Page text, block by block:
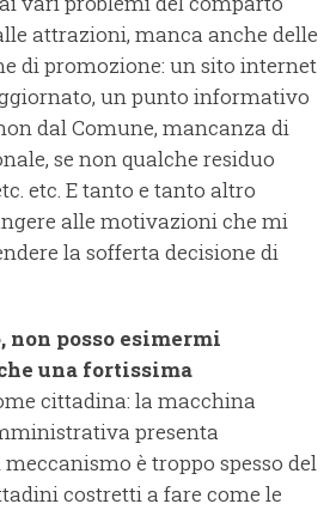
attrazioni, manca anche delle
di promozione: un sito internet
un punto informativo
dal Comune, mancanza di
se non qualche residuo
etc. E tanto e tanto altro
alle motivazioni che mi
la sofferta decisione di
non posso esimermi
una fortissima
cittadina: la macchina
presenta
è troppo spesso del
costretti a fare come le